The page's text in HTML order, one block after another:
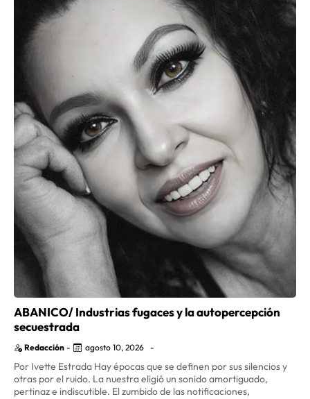
ABANICO/ Industrias fugaces y la autopercepción
secuestrada
Redacción - agosto 10, 2026 -
Por Ivette Estrada Hay épocas que se definen por sus silencios y
otras por el ruido. La nuestra eligió un sonido amortiguado,
pertinaz e indiscutible. El zumbido de las notificaciones,